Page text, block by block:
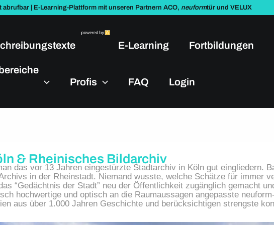
abrufbar | E-Learning-Plattform mit unseren Partnern ACO, neuformtür und VELUX
E-Learning Fortbildungen
Profis
FAQ Login
& Rheinisches Bildarchiv
das vor 13 Jahren eingestürzte Stadtarchiv in Köln gut eingliedern.
in der Rheinstadt. Niemand wusste, welche Schätze für immer
“Gedächtnis der Stadt” neu der Öffentlichkeit zugänglich gemacht
hochwertige und optisch an die Raumaussagen angepasste
aus über 1.000 Jahren Geschichte und berücksichtigen strengste